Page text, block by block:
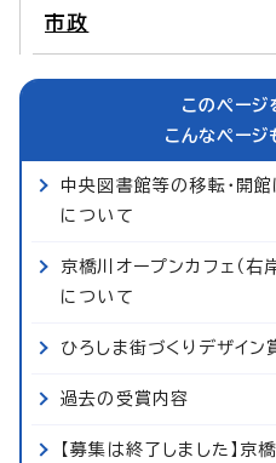
市政
このページ
こんなページ
中央図書館等の移転・開
について
京橋川オープンカフェ（右
について
ひろしま街づくりデザイン
過去の受賞内容
【募集は終了しました】京